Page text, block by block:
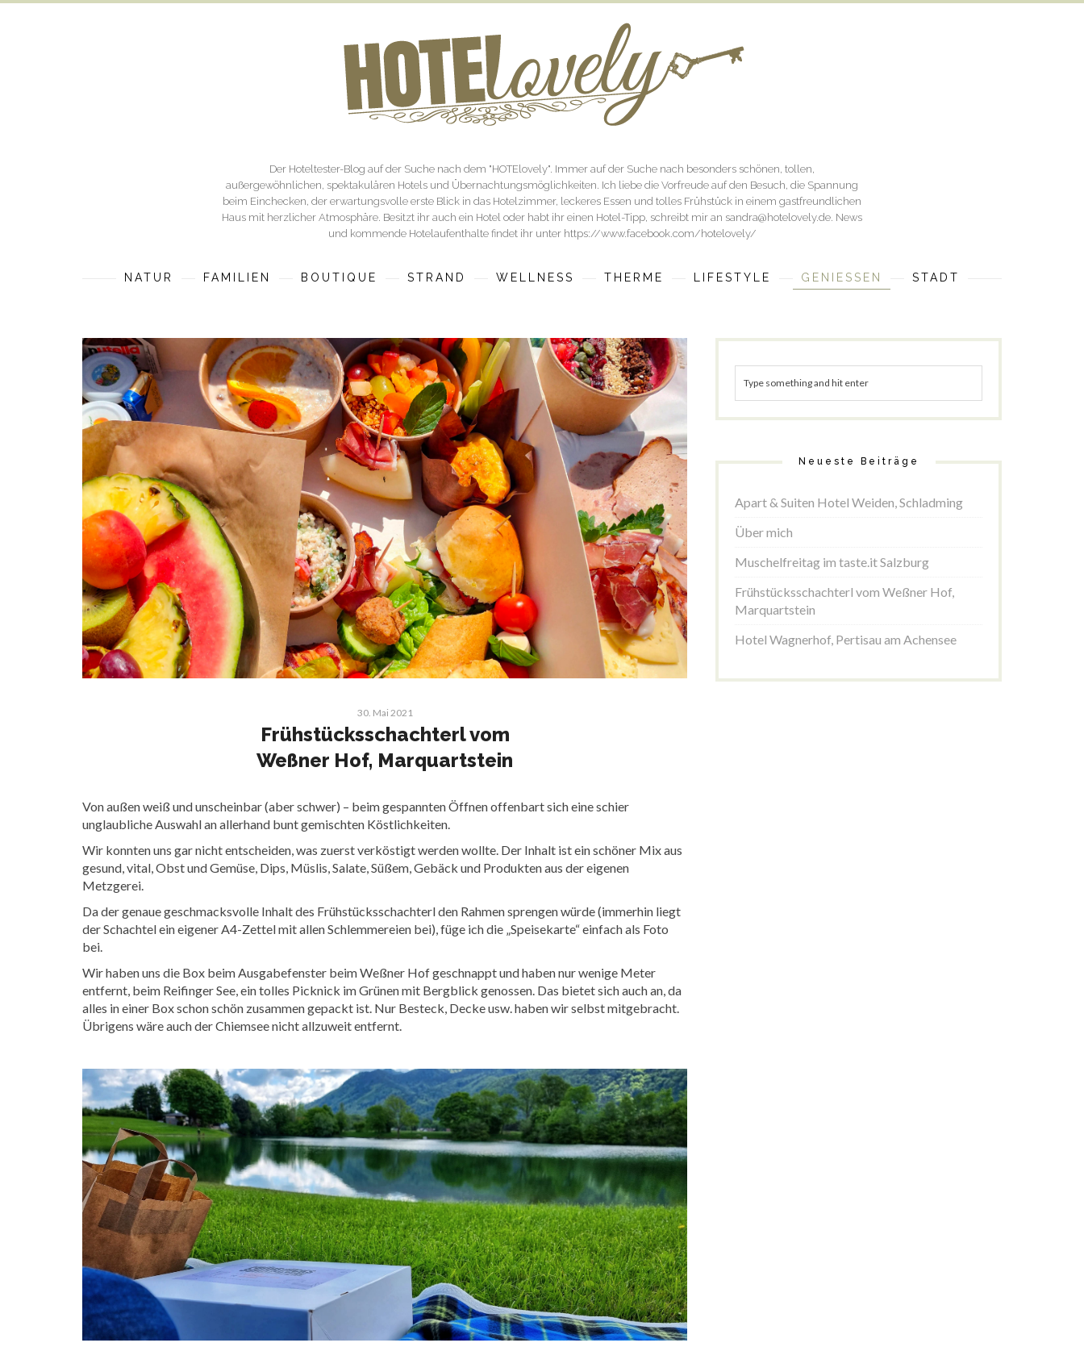
Der Hoteltester-Blog auf der Suche nach dem "HOTElovely". Immer auf der Suche nach besonders schönen, tollen,
außergewöhnlichen, spektakulären Hotels und Übernachtungsmöglichkeiten. Ich liebe die Vorfreude auf den Besuch, die Spannung
beim Einchecken, der erwartungsvolle erste Blick in das Hotelzimmer, leckeres Essen und tolles Frühstück in einem gastfreundlichen
Haus mit herzlicher Atmosphäre. Besitzt ihr auch ein Hotel oder habt ihr einen Hotel-Tipp, schreibt mir an sandra@hotelovely.de. News
und kommende Hotelaufenthalte findet ihr unter https://www.facebook.com/hotelovely/
NATUR FAMILIEN BOUTIQUE STRAND WELLNESS THERME LIFESTYLE GENIESSEN STADT
30. Mai 2021
Frühstücksschachterl vom
Weßner Hof, Marquartstein
Von außen weiß und unscheinbar (aber schwer) – beim gespannten Öffnen offenbart sich eine schier
unglaubliche Auswahl an allerhand bunt gemischten Köstlichkeiten.
Wir konnten uns gar nicht entscheiden, was zuerst verköstigt werden wollte. Der Inhalt ist ein schöner Mix aus
gesund, vital, Obst und Gemüse, Dips, Müslis, Salate, Süßem, Gebäck und Produkten aus der eigenen
Metzgerei.
Da der genaue geschmacksvolle Inhalt des Frühstücksschachterl den Rahmen sprengen würde (immerhin liegt
der Schachtel ein eigener A4-Zettel mit allen Schlemmereien bei), füge ich die „Speisekarte“ einfach als Foto
bei.
Wir haben uns die Box beim Ausgabefenster beim Weßner Hof geschnappt und haben nur wenige Meter
entfernt, beim Reifinger See, ein tolles Picknick im Grünen mit Bergblick genossen. Das bietet sich auch an, da
alles in einer Box schon schön zusammen gepackt ist. Nur Besteck, Decke usw. haben wir selbst mitgebracht.
Übrigens wäre auch der Chiemsee nicht allzuweit entfernt.
Neueste Beiträge
Apart & Suiten Hotel Weiden, Schladming
Über mich
Muschelfreitag im taste.it Salzburg
Frühstücksschachterl vom Weßner Hof,
Marquartstein
Hotel Wagnerhof, Pertisau am Achensee